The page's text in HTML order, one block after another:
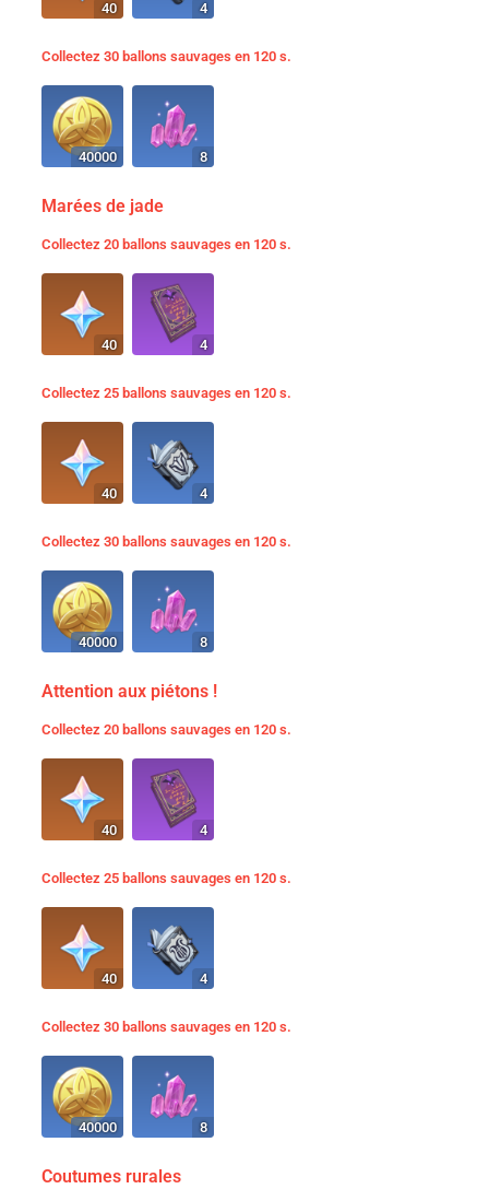
40 4
Collectez 30 ballons sauvages en 120 s.
40000 8
Marées de jade
Collectez 20 ballons sauvages en 120 s.
40 4
Collectez 25 ballons sauvages en 120 s.
40 4
Collectez 30 ballons sauvages en 120 s.
40000 8
Attention aux piétons !
Collectez 20 ballons sauvages en 120 s.
40 4
Collectez 25 ballons sauvages en 120 s.
40 4
Collectez 30 ballons sauvages en 120 s.
40000 8
Coutumes rurales